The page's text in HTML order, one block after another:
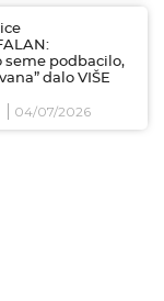
seme podbacilo,
dalo VIŠE
04/07/2026